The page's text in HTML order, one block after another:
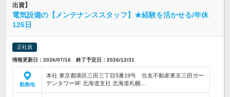
出資】
電気設備の【メンテナンススタッフ】★経験を活かせる/年休
126日
正社員
情報更新日：2026/07/16 終了予定日：2026/12/31
勤務地
本社 東京都港区三田三丁目5番19号 住友不動産東京三田ガー
デンタワー9F 北海道支社 北海道札幌…